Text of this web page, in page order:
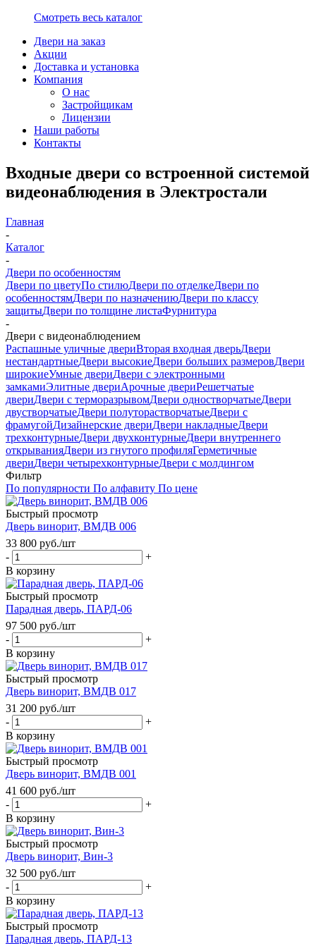
Смотреть весь каталог
Двери на заказ
Акции
Доставка и установка
Компания
О нас
Застройщикам
Лицензии
Наши работы
Контакты
Входные двери со встроенной системой
видеонаблюдения в Электростали
Главная
-
Каталог
-
Двери по особенностям
Двери по цветуПо стилюДвери по отделкеДвери по
особенностямДвери по назначениюДвери по классу
защитыДвери по толщине листаФурнитура
-
Двери с видеонаблюдением
Распашные уличные двериВторая входная дверьДвери
нестандартныеДвери высокиеДвери больших размеровДвери
широкиеУмные двериДвери с электронными
замкамиЭлитные двериАрочные двериРешетчатые
двериДвери с терморазрывомДвери одностворчатыеДвери
двустворчатыеДвери полуторастворчатыеДвери с
фрамугойДизайнерские двериДвери накладныеДвери
трехконтурныеДвери двухконтурныеДвери внутреннего
открыванияДвери из гнутого профиляГерметичные
двериДвери четырехконтурныеДвери с молдингом
Фильтр
По популярности По алфавиту По цене
Быстрый просмотр
Дверь винорит, ВМДВ 006
33 800 руб./шт
-
+
В корзину
Быстрый просмотр
Парадная дверь, ПАРД-06
97 500 руб./шт
-
+
В корзину
Быстрый просмотр
Дверь винорит, ВМДВ 017
31 200 руб./шт
-
+
В корзину
Быстрый просмотр
Дверь винорит, ВМДВ 001
41 600 руб./шт
-
+
В корзину
Быстрый просмотр
Дверь винорит, Вин-3
32 500 руб./шт
-
+
В корзину
Быстрый просмотр
Парадная дверь, ПАРД-13